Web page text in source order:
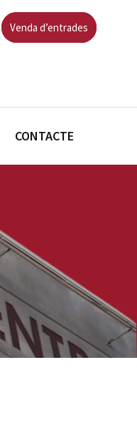
Venda d’entrades
CONTACTE